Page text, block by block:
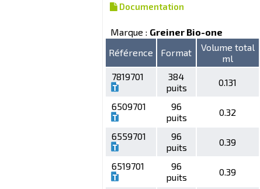
Documentation
Marque : Greiner Bio-one
Référence
Format
Volume total
ml
7819701
384
puits
0.131
6509701
96
puits
0.32
6559701
96
puits
0.39
6519701
96
puits
0.39